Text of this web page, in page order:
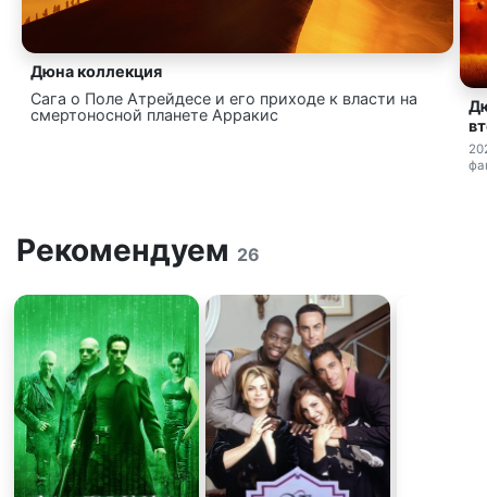
Дюна коллекция
Сага о Поле Атрейдесе и его приходе к власти на
смертоносной планете Арракис
Рекомендуем 26